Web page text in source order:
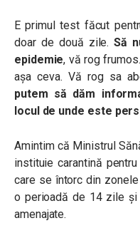
E primul test făcut
doar de două zile.Să
epidemie, vă rog
așa ceva. Vă rog sa
putem să dăm
locul de unde este
Amintim că Ministrul
instituie carantină
care se întorc din zonele
o perioadă de 14 zile
amenajate.